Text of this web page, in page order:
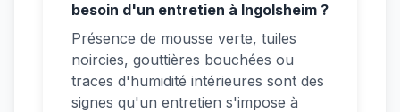
besoin d'un entretien à Ingolsheim ?
Présence de mousse verte, tuiles
noircies, gouttières bouchées ou
traces d'humidité intérieures sont des
signes qu'un entretien s'impose à